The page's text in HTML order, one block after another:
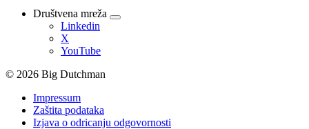
Društvena mreža
Linkedin
X
YouTube
© 2026 Big Dutchman
Impressum
Zaštita podataka
Izjava o odricanju odgovornosti